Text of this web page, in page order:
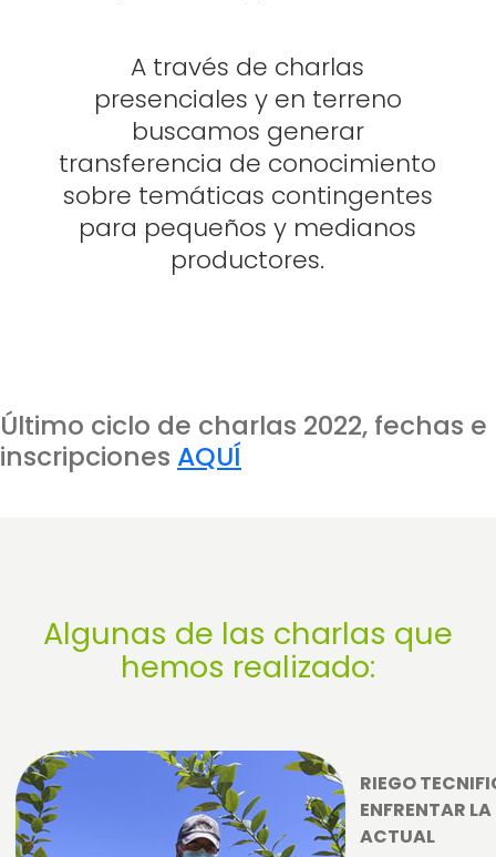
A través de charlas
presenciales y en terreno
buscamos generar
transferencia de conocimiento
sobre temáticas contingentes
para pequeños y medianos
productores.
Último ciclo de charlas 2022, fechas e
inscripciones AQUÍ
Algunas de las charlas que
hemos realizado:
RIEGO
ENFRENTAR
ACTUAL